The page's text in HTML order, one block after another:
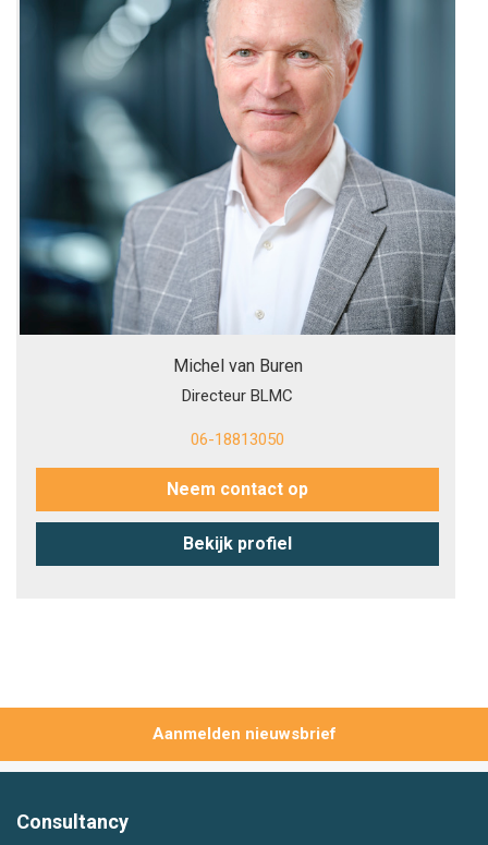
Michel van Buren
Directeur BLMC
06-18813050
Neem contact op
Bekijk profiel
Aanmelden
Consultancy